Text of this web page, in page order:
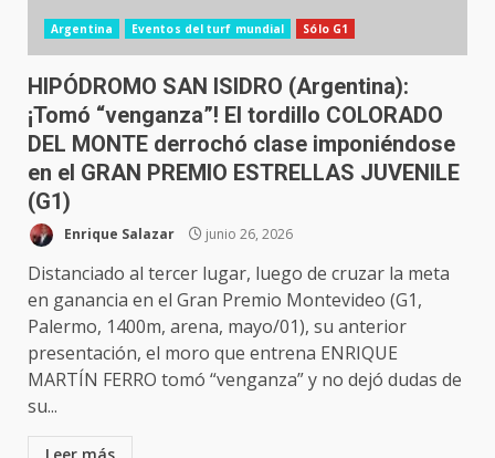
Argentina Eventos del turf mundial Sólo G1
HIPÓDROMO SAN ISIDRO (Argentina):
¡Tomó “venganza”! El tordillo COLORADO
DEL MONTE derrochó clase imponiéndose
en el GRAN PREMIO ESTRELLAS JUVENILE
(G1)
Enrique Salazar junio 26, 2026
Distanciado al tercer lugar, luego de cruzar la meta
en ganancia en el Gran Premio Montevideo (G1,
Palermo, 1400m, arena, mayo/01), su anterior
presentación, el moro que entrena ENRIQUE
MARTÍN FERRO tomó “venganza” y no dejó dudas de
su...